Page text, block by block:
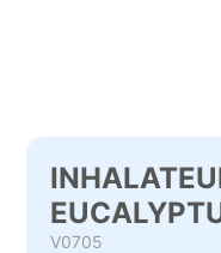
V0705